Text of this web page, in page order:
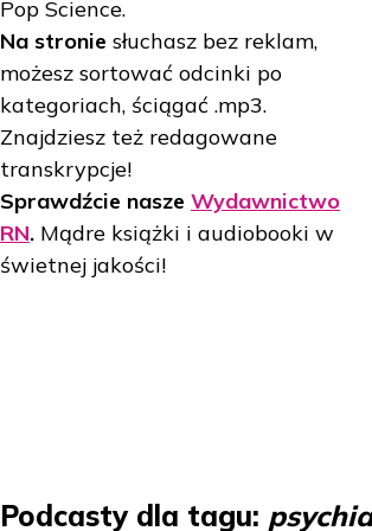
Pop Science.
Na stronie słuchasz bez reklam,
możesz sortować odcinki po
kategoriach, ściągać .mp3.
Znajdziesz też redagowane
transkrypcje!
Sprawdźcie nasze Wydawnictwo
RN. Mądre książki i audiobooki w
świetnej jakości!
Podcasty dla tagu: